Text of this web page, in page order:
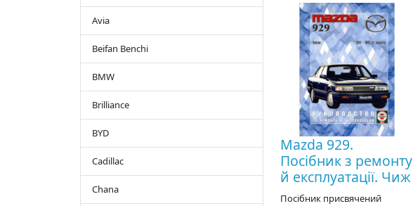
Avia
Beifan Benchi
BMW
Brilliance
BYD
Cadillac
Chana
Mazda 929.
Посібник з ремонту
й експлуатації. Чиж
Посібник присвячений